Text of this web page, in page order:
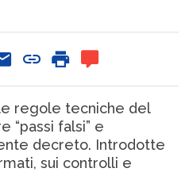
regole tecniche del
“passi falsi” e
decreto. Introdotte
sui controlli e